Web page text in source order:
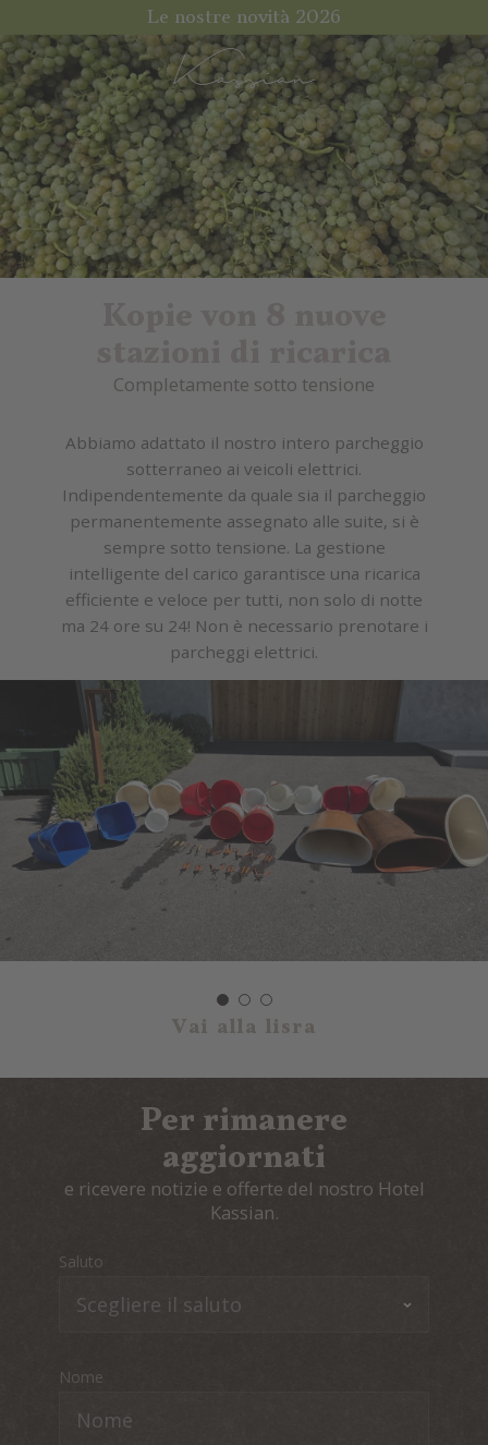
Le nostre novità 2026
Completamente sotto tensione
Abbiamo adattato il nostro intero parcheggio
sotterraneo ai veicoli elettrici.
Indipendentemente da quale sia il parcheggio
permanentemente assegnato alle suite, si è
sempre sotto tensione. La gestione
intelligente del carico garantisce una ricarica
efficiente e veloce per tutti, non solo di notte
ma 24 ore su 24! Non è necessario prenotare i
parcheggi elettrici.
Vai alla lisra
Per rimanere
aggiornati
e ricevere notizie e offerte del nostro Hotel
Kassian.
Saluto
Nome